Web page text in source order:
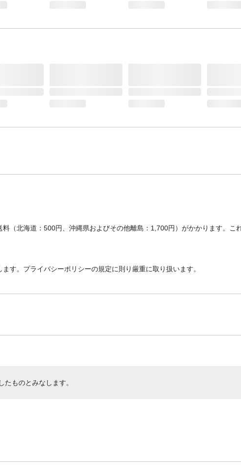
（北海道：500円、沖縄県およびその他離島：1,700円）がかかります。こ
す。プライバシーポリシーの規定に則り厳重に取り扱います。
ものとみなします。